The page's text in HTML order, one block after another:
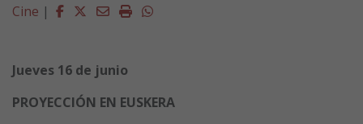
Cine | Facebook
Twitter
EmailImprimirWhatsapp
Jueves 16 de junio
PROYECCIÓN EN EUSKERA